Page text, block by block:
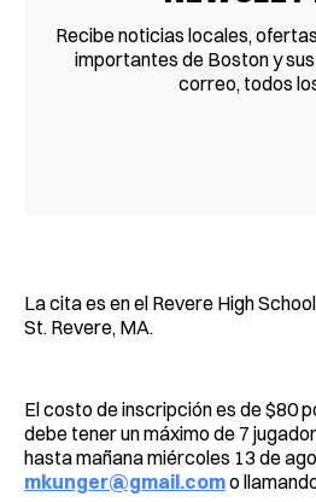
Recibe noticias locales,
importantes de Boston y
correo, todos
La cita es en el Revere High
St. Revere, MA.
El costo de inscripción es de $80
debe tener un máximo de 7
hasta mañana miércoles 13 de
mkunger@gmail.como